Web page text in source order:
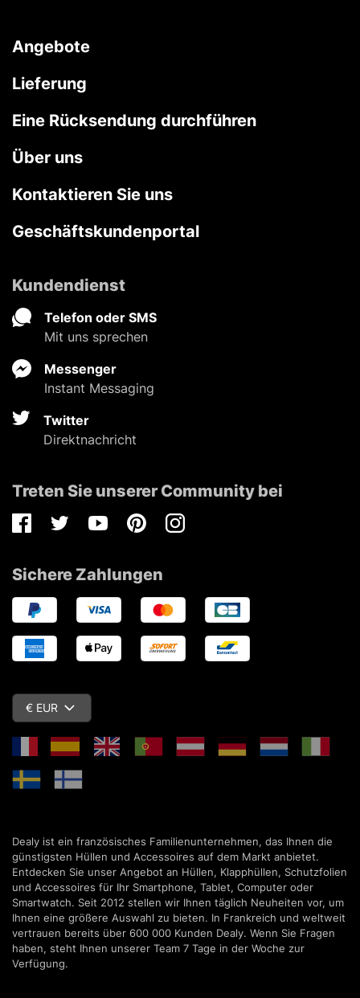
Angebote
Lieferung
Eine Rücksendung durchführen
Über uns
Kontaktieren Sie uns
Geschäftskundenportal
Kundendienst
Telefon oder SMS
Mit uns sprechen
Messenger
Instant Messaging
Twitter
Direktnachricht
Treten Sie unserer Community bei
FacebookTwitterYoutubePinterestInstagram
Sichere Zahlungen
€ EUR
Dealy ist ein französisches Familienunternehmen, das Ihnen die
günstigsten Hüllen und Accessoires auf dem Markt anbietet.
Entdecken Sie unser Angebot an Hüllen, Klapphüllen, Schutzfolien
und Accessoires für Ihr Smartphone, Tablet, Computer oder
Smartwatch. Seit 2012 stellen wir Ihnen täglich Neuheiten vor, um
Ihnen eine größere Auswahl zu bieten. In Frankreich und weltweit
vertrauen bereits über 600 000 Kunden Dealy. Wenn Sie Fragen
haben, steht Ihnen unserer Team 7 Tage in der Woche zur
Verfügung.